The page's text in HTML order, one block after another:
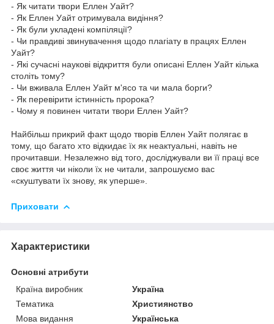
- Як читати твори Еллен Уайт?
- Як Еллен Уайт отримувала видіння?
- Як були укладені компіляції?
- Чи правдиві звинувачення щодо плагіату в працях Еллен
Уайт?
- Які сучасні наукові відкриття були описані Еллен Уайт кілька
століть тому?
- Чи вживала Еллен Уайт м'ясо та чи мала борги?
- Як перевірити істинність пророка?
- Чому я повинен читати твори Еллен Уайт?
Найбільш прикрий факт щодо творів Еллен Уайт полягає в
тому, що багато хто відкидає їх як неактуальні, навіть не
прочитавши. Незалежно від того, досліджували ви її праці все
своє життя чи ніколи їх не читали, запрошуємо вас
«скуштувати їх знову, як уперше».
Приховати
Характеристики
Основні атрибути
Країна виробник
Україна
Тематика
Християнство
Мова видання
Українська